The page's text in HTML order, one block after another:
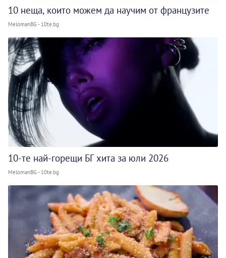
10 неща, които можем да научим от французите
MelomanBG - 10te.bg
10-те най-горещи БГ хита за юли 2026
MelomanBG - 10te.bg